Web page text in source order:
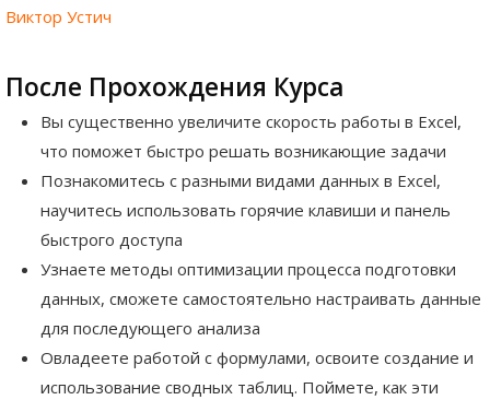
Виктор Устич
После Прохождения Курса
Вы существенно увеличите скорость работы в Excel,
что поможет быстро решать возникающие задачи
Познакомитесь с разными видами данных в Excel,
научитесь использовать горячие клавиши и панель
быстрого доступа
Узнаете методы оптимизации процесса подготовки
данных, сможете самостоятельно настраивать данные
для последующего анализа
Овладеете работой с формулами, освоите создание и
использование сводных таблиц. Поймете, как эти